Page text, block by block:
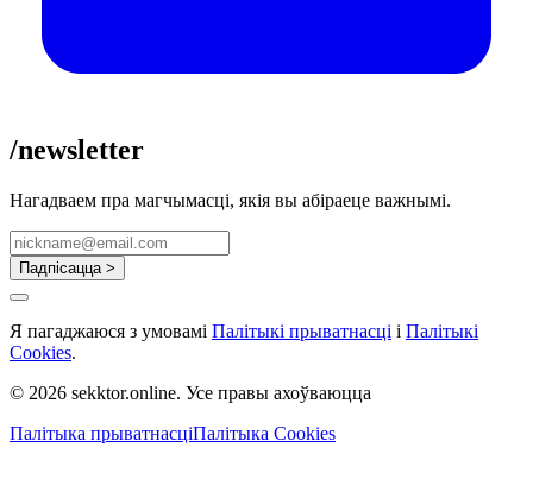
/newsletter
Нагадваем пра магчымасці, якія вы абіраеце важнымі.
Падпісацца >
Я пагаджаюся з умовамі Палітыкі прыватнасці і Палітыкі
Cookies.
© 2026 sekktor.online. Усе правы ахоўваюцца
Палітыка прыватнасціПалітыка Cookies